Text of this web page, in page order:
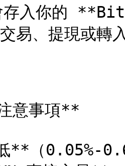
存入你的
易、提現或轉
意事項**
**（0.05%-